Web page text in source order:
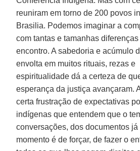
reuniram em torno de 200 povos
Brasilia. Podemos imaginar a
com tantas e tamanhas
encontro. A sabedoria e acúmulo
envolta em muitos rituais, rezas e
espiritualidade dá a certeza de
esperança da justiça avançaram.
certa frustração de expectativas
indígenas que entendem que o
conversações, dos documentos já
momento é de forçar, de fazer o